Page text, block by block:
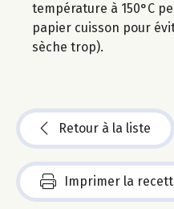
température à 150°C
papier cuisson pour
sèche trop).
Retour à la liste
Imprimer la